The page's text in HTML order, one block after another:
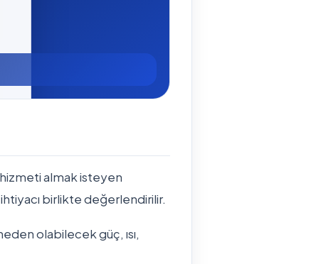
almak isteyen
ihtiyacı birlikte değerlendirilir.
olabilecek güç, ısı,